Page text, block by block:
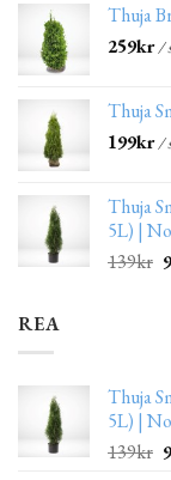
Thuja
259kr/
Thuja
199kr/
Thuja
5L) |
139kr
REA
Thuja
5L) |
139kr